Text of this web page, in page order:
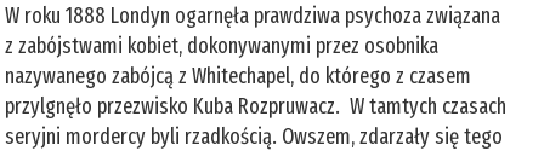
W roku 1888 Londyn ogarnęła prawdziwa psychoza związana
z zabójstwami kobiet, dokonywanymi przez osobnika
nazywanego zabójcą z Whitechapel, do którego z czasem
przylgnęło przezwisko Kuba Rozpruwacz. W tamtych czasach
seryjni mordercy byli rzadkością. Owszem, zdarzały się tego